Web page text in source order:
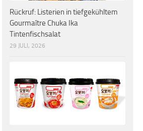
Rückruf: Listerien in tiefgekühltem
Gourmaître Chuka Ika
Tintenfischsalat
29 JULI, 2026